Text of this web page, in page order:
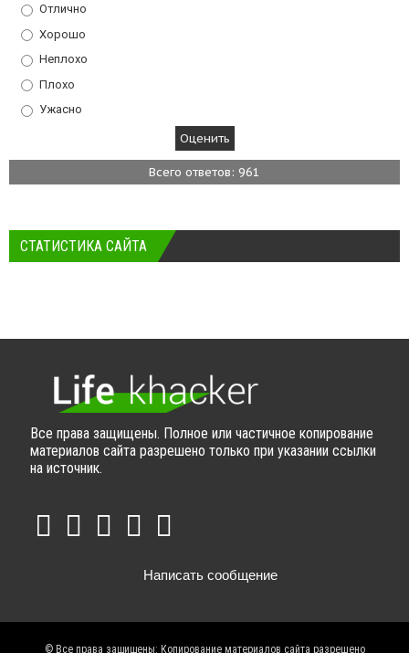
Отлично
Хорошо
Неплохо
Плохо
Ужасно
Всего ответов: 961
СТАТИСТИКА САЙТА
Все права защищены. Полное или частичное копирование
материалов сайта разрешено только при указании ссылки
на источник.
Написать сообщение
© Все права защищены: Копирование материалов сайта разрешено